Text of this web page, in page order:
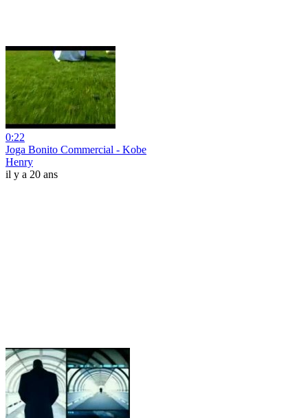
0:22
Joga Bonito Commercial - Kobe
Henry
il y a 20 ans